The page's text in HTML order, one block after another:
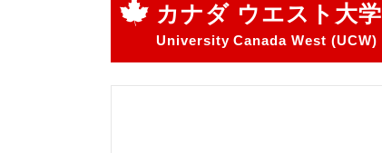
カナダ ウエスト大学
University Canada West (UCW)